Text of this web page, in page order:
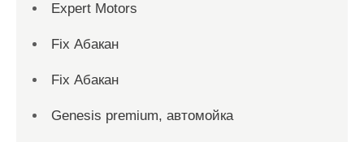
Expert Motors
Fix Абакан
Fix Абакан
Genesis premium, автомойка